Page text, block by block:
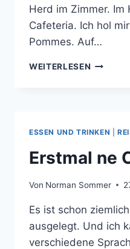
Herd im Zimmer. Im
Cafeteria. Ich hol
Pommes. Auf…
WEITERLESEN ERSTMAL
ESSEN UND TRINKEN
Erstmal ne
Von Norman Sommer
Es ist schon
ausgelegt. Und ich
verschiedene